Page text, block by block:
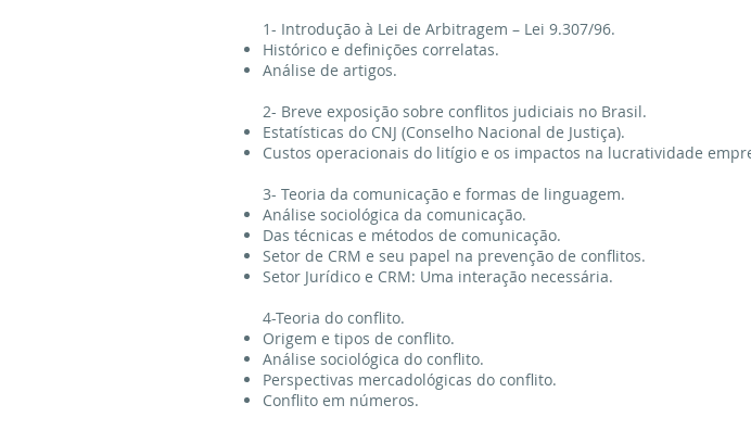
1- Introdução à Lei de Arbitragem – Lei 9.307/96.
Histórico e definições correlatas.
Análise de artigos.
2- Breve exposição sobre conflitos judiciais no Brasil.
Estatísticas do CNJ (Conselho Nacional de Justiça).
Custos operacionais do litígio e os impactos na lucratividade
3- Teoria da comunicação e formas de linguagem.
Análise sociológica da comunicação.
Das técnicas e métodos de comunicação.
Setor de CRM e seu papel na prevenção de conflitos.
Setor Jurídico e CRM: Uma interação necessária.
4-Teoria do conflito.
Origem e tipos de conflito.
Análise sociológica do conflito.
Perspectivas mercadológicas do conflito.
Conflito em números.